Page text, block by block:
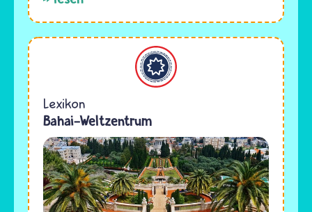
Bahaitum
Lexikon
Bahai-Weltzentrum